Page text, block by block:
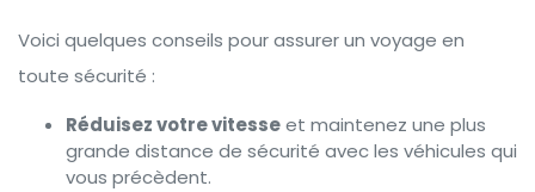
Voici quelques conseils pour assurer un voyage en
toute sécurité :
Réduisez votre vitesseet maintenez une plus
grande distance de sécurité avec les véhicules qui
vous précèdent.